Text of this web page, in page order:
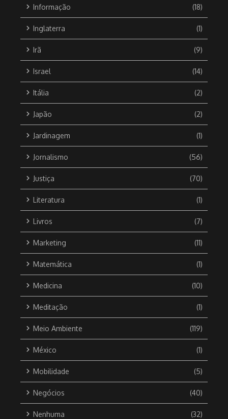
Informação (18)
Inglaterra (1)
Irã (9)
Israel (14)
Itália (2)
Japão (2)
Jardinagem (1)
Jornalismo (56)
Justiça (70)
Literatura (1)
Livros (7)
Marketing (11)
Matemática (1)
Medicina (10)
Meditação (1)
Meio Ambiente (119)
México (1)
Mobilidade (5)
Negócios (40)
Nenhuma (32)